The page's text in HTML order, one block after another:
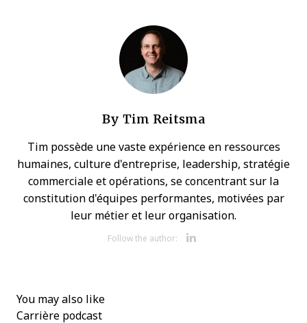
By Tim Reitsma
Tim possède une vaste expérience en ressources
humaines, culture d'entreprise, leadership, stratégie
commerciale et opérations, se concentrant sur la
constitution d'équipes performantes, motivées par
leur métier et leur organisation.
Follow the author:
You may also like
Carrière podcast